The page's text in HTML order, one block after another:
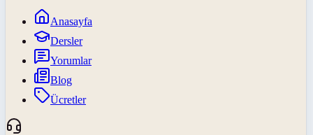
Anasayfa
Dersler
Yorumlar
Blog
Ücretler